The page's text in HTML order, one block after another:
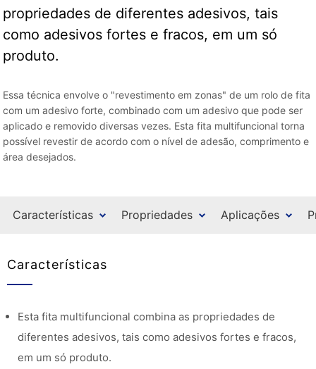
propriedades de diferentes adesivos, tais
como adesivos fortes e fracos, em um só
produto.
Essa técnica envolve o "revestimento em zonas" de um rolo de fita
com um adesivo forte, combinado com um adesivo que pode ser
aplicado e removido diversas vezes. Esta fita multifuncional torna
possível revestir de acordo com o nível de adesão, comprimento e
área desejados.
Características Propriedades Aplicações
Características
Esta fita multifuncional combina as propriedades de
diferentes adesivos, tais como adesivos fortes e fracos,
em um só produto.